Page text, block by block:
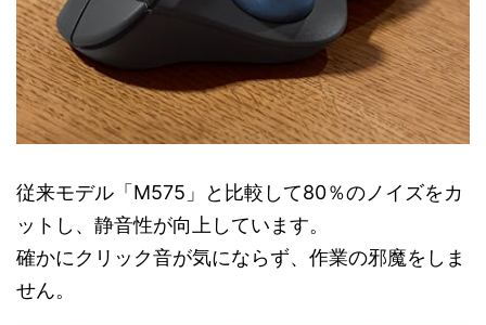
従来モデル「M575」と比較して80％のノイズをカ
ットし、静音性が向上しています。
確かにクリック音が気にならず、作業の邪魔をしま
せん。